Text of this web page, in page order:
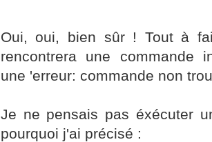
Oui, oui, bien sûr ! Tout à
rencontrera une commande
une 'erreur: commande non
Je ne pensais pas éxécuter
pourquoi j'ai précisé :